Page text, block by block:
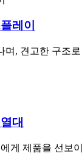
레이
, 견고한 구조
대
게 제품을 선보